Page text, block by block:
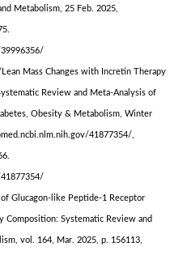
Metabolism, 25 Feb. 2025,
Mass Changes with Incretin Therapy
Review and Meta-Analysis of
Obesity & Metabolism, Winter
41877354/,
of Glucagon-like Peptide-1 Receptor
Composition: Systematic Review and
vol. 164, Mar. 2025, p. 156113,